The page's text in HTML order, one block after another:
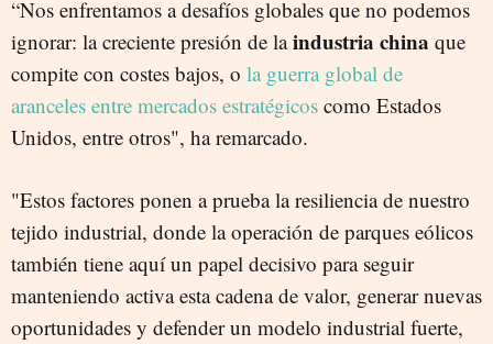
“Nos enfrentamos a desafíos globales que no podemos
ignorar: la creciente presión de laindustria china que
compite con costes bajos, o la guerra global de
aranceles entre mercados estratégicos como Estados
Unidos, entre otros", ha remarcado.
"Estos factores ponen a prueba la resiliencia de nuestro
tejido industrial, donde la operación de parques eólicos
también tiene aquí un papel decisivo para seguir
manteniendo activa esta cadena de valor, generar nuevas
oportunidades y defender un modelo industrial fuerte,